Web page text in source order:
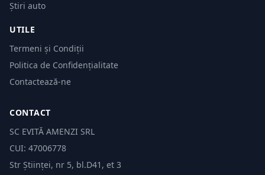
Știri auto
UTILE
Termeni și Condiții
Politica de Confidențialitate
Contactează-ne
CONTACT
SC EVITĂ AMENZI SRL
CUI: 47006778
Str Științei, nr 5, bl.D41, et 3